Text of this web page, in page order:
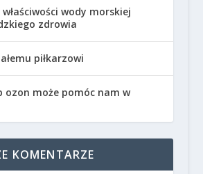
wody morskiej
zdrowia
piłkarzowi
ozon może pomóc nam w
KOMENTARZE